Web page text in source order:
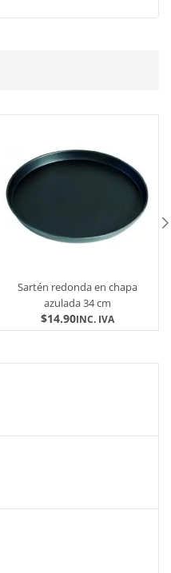
Sartén redonda en chapa
azulada 34 cm
$14.90INC. IVA